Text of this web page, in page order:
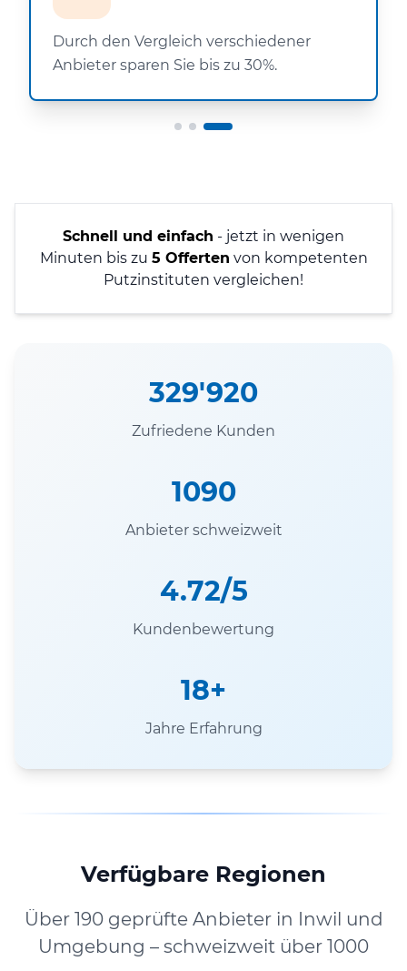
Durch den Vergleich verschiedener
Anbieter sparen Sie bis zu 30%.
Schnell und einfach - jetzt in wenigen
Minuten bis zu 5 Offerten von kompetenten
Putzinstituten vergleichen!
329'920
Zufriedene Kunden
1090
Anbieter schweizweit
4.72/5
Kundenbewertung
18+
Jahre Erfahrung
Verfügbare Regionen
Über 190 geprüfte Anbieter in Inwil und
Umgebung – schweizweit über 1000